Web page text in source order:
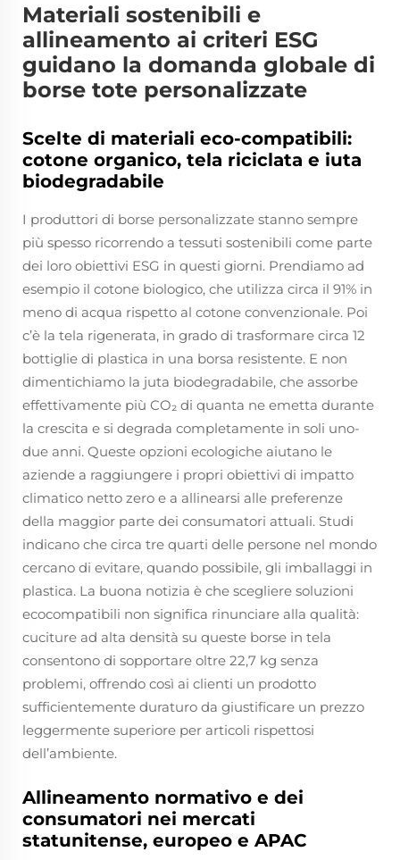
Materiali sostenibili e
allineamento ai criteri ESG
guidano la domanda globale di
borse tote personalizzate
Scelte di materiali eco-compatibili:
cotone organico, tela riciclata e iuta
biodegradabile
I produttori di borse personalizzate stanno sempre
più spesso ricorrendo a tessuti sostenibili come parte
dei loro obiettivi ESG in questi giorni. Prendiamo ad
esempio il cotone biologico, che utilizza circa il 91% in
meno di acqua rispetto al cotone convenzionale. Poi
c’è la tela rigenerata, in grado di trasformare circa 12
bottiglie di plastica in una borsa resistente. E non
dimentichiamo la juta biodegradabile, che assorbe
effettivamente più CO₂ di quanta ne emetta durante
la crescita e si degrada completamente in soli uno-
due anni. Queste opzioni ecologiche aiutano le
aziende a raggiungere i propri obiettivi di impatto
climatico netto zero e a allinearsi alle preferenze
della maggior parte dei consumatori attuali. Studi
indicano che circa tre quarti delle persone nel mondo
cercano di evitare, quando possibile, gli imballaggi in
plastica. La buona notizia è che scegliere soluzioni
ecocompatibili non significa rinunciare alla qualità:
cuciture ad alta densità su queste borse in tela
consentono di sopportare oltre 22,7 kg senza
problemi, offrendo così ai clienti un prodotto
sufficientemente duraturo da giustificare un prezzo
leggermente superiore per articoli rispettosi
dell’ambiente.
Allineamento normativo e dei
consumatori nei mercati
statunitense, europeo e APAC